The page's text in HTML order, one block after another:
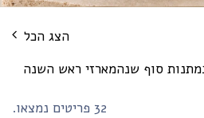
הצג הכל
מתנות סוף שנהמארזי ראש השנה
32 פריטים נמצאו.